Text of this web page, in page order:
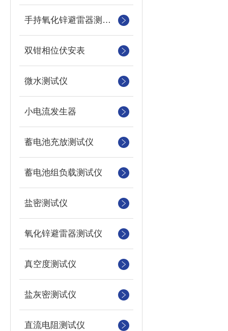
手持氧化锌避雷器测试仪
双钳相位伏安表
微水测试仪
小电流发生器
蓄电池充放测试仪
蓄电池组负载测试仪
盐密测试仪
氧化锌避雷器测试仪
真空度测试仪
盐灰密测试仪
直流电阻测试仪